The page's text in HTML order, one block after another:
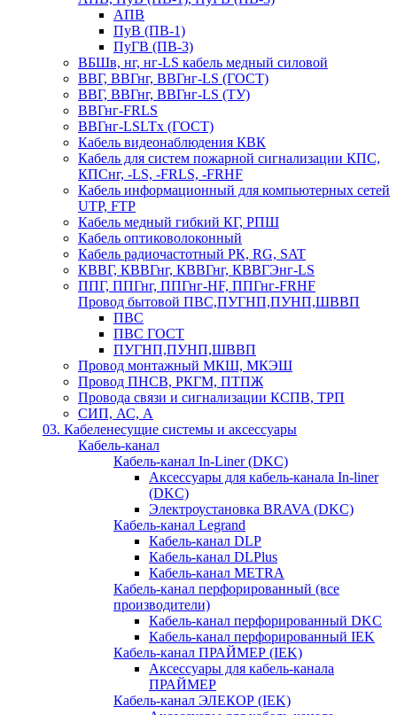
АПВ
ПуВ (ПВ-1)
ПуГВ (ПВ-3)
ВБШв, нг, нг-LS кабель медный силовой
ВВГ, ВВГнг, ВВГнг-LS (ГОСТ)
ВВГ, ВВГнг, ВВГнг-LS (ТУ)
ВВГнг-FRLS
ВВГнг-LSLTx (ГОСТ)
Кабель видеонаблюдения КВК
Кабель для систем пожарной сигнализации КПС,
КПСнг, -LS, -FRLS, -FRHF
Кабель информационный для компьютерных сетей
UTP, FTP
Кабель медный гибкий КГ, РПШ
Кабель оптиковолоконный
Кабель радиочастотный РК, RG, SAT
КВВГ, КВВГнг, КВВГнг, КВВГЭнг-LS
ППГ, ППГнг, ППГнг-HF, ППГнг-FRHF
Провод бытовой ПВС,ПУГНП,ПУНП,ШВВП
ПВС
ПВС ГОСТ
ПУГНП,ПУНП,ШВВП
Провод монтажный МКШ, МКЭШ
Провод ПНСВ, РКГМ, ПТПЖ
Провода связи и сигнализации КСПВ, ТРП
СИП, АС, А
03. Кабеленесущие системы и аксессуары
Кабель-канал
Кабель-канал In-Liner (DKC)
Аксессуары для кабель-канала In-liner
(DKC)
Электроустановка BRAVA (DKC)
Кабель-канал Legrand
Кабель-канал DLP
Кабель-канал DLPlus
Кабель-канал METRA
Кабель-канал перфорированный (все
производители)
Кабель-канал перфорированный DKC
Кабель-канал перфорированный IEK
Кабель-канал ПРАЙМЕР (IEK)
Аксессуары для кабель-канала
ПРАЙМЕР
Кабель-канал ЭЛЕКОР (IEK)